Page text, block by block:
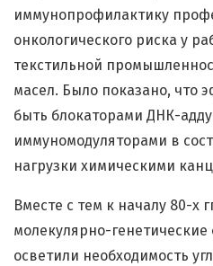
иммунопрофилактику
онкологического риска у
текстильной
масел. Было показано, что
быть блокаторами ДНК-
иммуномодуляторами в
нагрузки химическими
Вместе с тем к началу 80-х
молекулярно-
осветили необходимость